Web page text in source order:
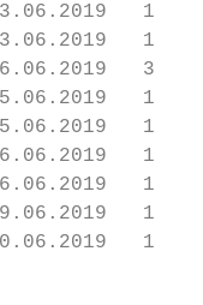
1
16.06.2019
15.06.2019
1
1
1